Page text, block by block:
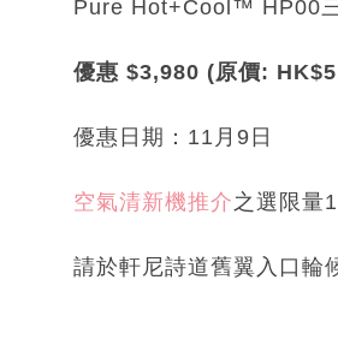
Pure Hot+Cool™ HP00
優惠 $3,980 (原價:
優惠日期：11月9日
空氣清新機推介 之選限量
請於軒尼詩道舊翼入口輪